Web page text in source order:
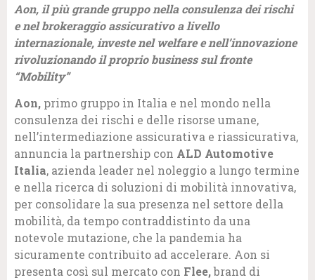
Aon, il più grande gruppo nella consulenza dei rischi
e nel brokeraggio assicurativo a livello
internazionale, investe nel welfare e nell’innovazione
rivoluzionando il proprio business sul fronte
“Mobility”
Aon, primo gruppo in Italia e nel mondo nella
consulenza dei rischi e delle risorse umane,
nell’intermediazione assicurativa e riassicurativa,
annuncia la partnership con ALD Automotive
Italia, azienda leader nel noleggio a lungo termine
e nella ricerca di soluzioni di mobilità innovativa,
per consolidare la sua presenza nel settore della
mobilità, da tempo contraddistinto da una
notevole mutazione, che la pandemia ha
sicuramente contribuito ad accelerare. Aon si
presenta così sul mercato con Flee,brand di